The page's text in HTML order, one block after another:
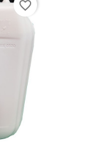
favorite_border